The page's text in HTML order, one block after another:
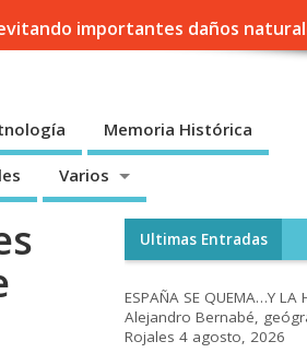
importantes daños
Memoria Histórica
Varios
Ultimas Entradas
ESPAÑA SE QUEMA…Y LA
Alejandro Bernabé,
Rojales 4 agosto, 2026